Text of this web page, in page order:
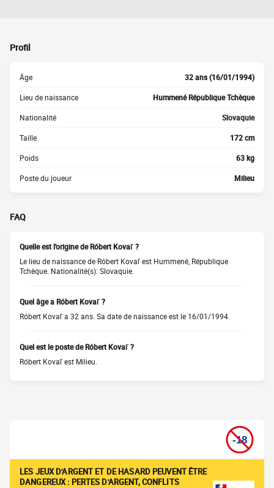
Profil
Âge 32 ans (16/01/1994)
Lieu de naissance Hummené République Tchèque
Nationalité Slovaquie
Taille 172 cm
Poids 63 kg
Poste du joueur Milieu
FAQ
Quelle est l'origine de Róbert Kovaľ ?
Le lieu de naissance de Róbert Kovaľ est Hummené, République
Tchèque. Nationalité(s): Slovaquie.
Quel âge a Róbert Kovaľ ?
Róbert Kovaľ a 32 ans. Sa date de naissance est le 16/01/1994.
Quel est le poste de Róbert Kovaľ ?
Róbert Kovaľ est Milieu.
LES JEUX D'ARGENT ET DE HASARD PEUVENT ÊTRE
DANGEREUX : PERTES D'ARGENT, CONFLITS